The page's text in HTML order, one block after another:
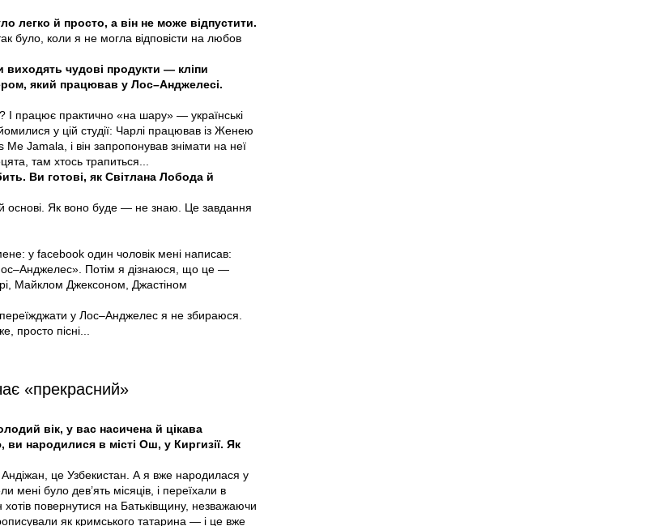
легко й просто, а він не може відпустити.
було, коли я не могла відповісти на любов
чудові продукти — кліпи
який працював у Лос–Анджелесі.
І працює практично «на шару» — українські
у цій студії: Чарлі працював із Женею
Jamalа, і він запропонував знімати на неї
там хтось трапиться...
Ви готові, як Світлана Лобода й
основі. Як воно буде — не знаю. Це завдання
у facebook один чоловік мені написав:
Потім я дізнаюся, що це —
Майклом Джексоном, Джастіном
у Лос–Анджелес я не збираюся.
просто пісні...
«прекрасний»
вік, у вас насичена й цікава
народилися в місті Ош, у Киргизії. Як
це Узбекистан. А я вже народилася у
мені було дев’ять місяців, і переїхали в
повернутися на Батьківщину, незважаючи
як кримського татарина — і це вже